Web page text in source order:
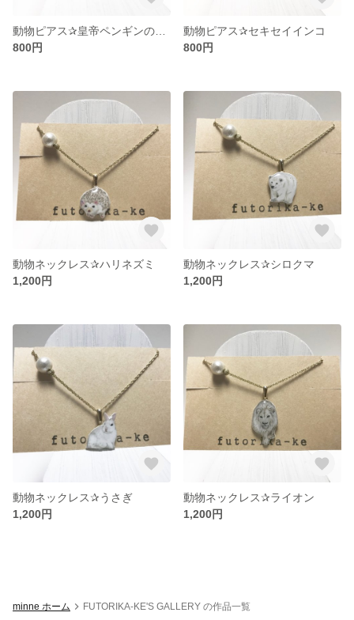
800円
動物ピアス✰セキセイインコ
800円
動物ネックレス✰ハリネズミ
1,200円
動物ネックレス✰シロクマ
1,200円
動物ネックレス✰うさぎ
1,200円
動物ネックレス✰ライオン
1,200円
minne ホーム FUTORIKA-KE'S GALLERY の作品一覧